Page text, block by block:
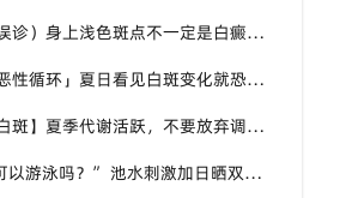
（谨防白斑误诊）身上浅色斑点不一定是白癜风，盲目用药危害皮肤，泉州中科白癜风医院建议先明确白斑类型
「白斑焦虑恶性循环」夏日看见白斑变化就恐慌，负面情绪反加重病情，泉州中科白癜风医院呼吁放平心态应对
【多年顽固白斑】夏季代谢活跃，不要放弃调理机会，泉州中科白癜风医院建议结合自身情况定制改善思路
“白斑夏天可以游泳吗？” 池水刺激加日晒双重考验，泉州中科白癜风医院告知白癜风人群游泳防护要点